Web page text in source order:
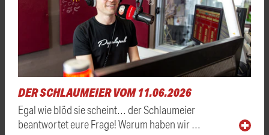
DER SCHLAUMEIER VOM 11.06.2026
Egal wie blöd sie scheint… der Schlaumeier
beantwortet eure Frage! Warum haben wir …